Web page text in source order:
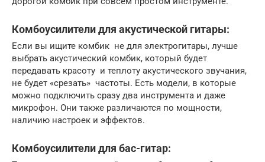
Комбоусилители для акустической гитары:
Если вы ищите комбик не для электрогитары, лучше
выбрать акустический комбик, который будет
передавать красоту и теплоту акустического звучания,
не будет «срезать» частоты. Есть модели, в которые
можно подключить сразу два инструмента и даже
микрофон. Они также различаются по мощности,
наличию настроек и эффектов.
Комбоусилители для бас-гитар: